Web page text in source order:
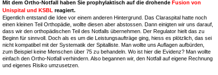
Mit dem Ortho-Notfall haben Sie prophylaktisch auf die drohende Fusion von
Unispital und KSBL reagiert.
Eigentlich entstand die Idee vor einem anderen Hintergrund. Das Claraspital hatte noch
einen kleinen Teil Orthopädie, wollte diesen aber abstossen. Dann einigten wir uns darauf,
dass wir den orthopädischen Teil des Notfalls übernehmen. Der Regulator hielt das zu
Beginn für sinnvoll. Doch als es um die Leistungsaufträge ging, hiess es plötzlich, das sei
nicht kompatibel mit der Systematik der Spitalliste. Man wollte uns Auflagen aufbürden,
zum Beispiel keine Menschen über 75 zu behandeln. Wo ist hier die Evidenz? Man wollte
einfach den Ortho-Notfall verhindern. Also begannen wir, den Notfall auf eigene Rechnung
und eigenes Risiko umzusetzen.